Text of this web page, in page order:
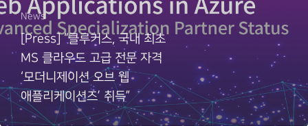
News
[Press] “클루커스, 국내 최초
MS 클라우드 고급 전문 자격
‘모더니제이션 오브 웹
애플리케이션즈’ 취득”